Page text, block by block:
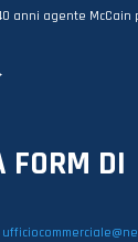
anni agente McCain
FORM DI